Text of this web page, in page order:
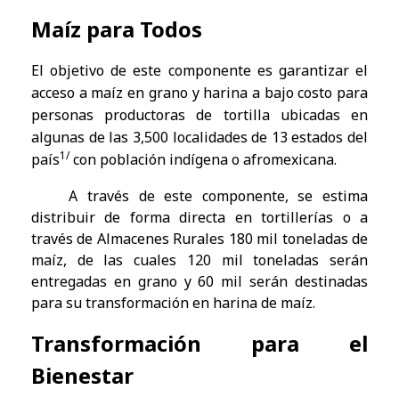
Maíz para Todos
El objetivo de este componente es garantizar el
acceso a maíz en grano y harina a bajo costo para
personas productoras de tortilla ubicadas en
algunas de las 3,500 localidades de 13 estados del
país1/ con población indígena o afromexicana.
A través de este componente, se estima
distribuir de forma directa en tortillerías o a
través de Almacenes Rurales 180 mil toneladas de
maíz, de las cuales 120 mil toneladas serán
entregadas en grano y 60 mil serán destinadas
para su transformación en harina de maíz.
Transformación para el
Bienestar